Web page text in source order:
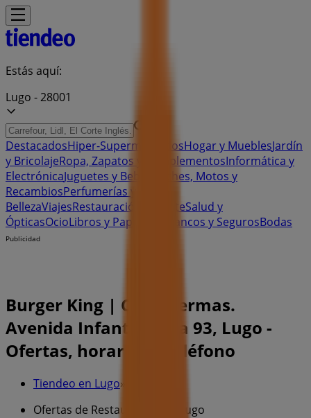
Estás aquí:
Lugo - 28001
DestacadosHiper-SupermercadosHogar y MueblesJardín
y BricolajeRopa, Zapatos y ComplementosInformática y
ElectrónicaJuguetes y Bebés
Coches, Motos y
RecambiosPerfumerías y
BellezaViajesRestauración DeporteSalud y
ÓpticasOcioLibros y Papelerías Bancos y SegurosBodas
Publicidad
Burger King | Cc As Termas.
Avenida Infanta Elena 93, Lugo -
Ofertas, horarios y teléfono
Tiendeo en Lugo»
Ofertas de Restauración en Lugo